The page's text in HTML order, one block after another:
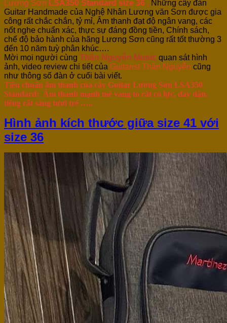
Lương Sơn LSA350 Standard size 36 , Những cây đàn
Guitar Handmade của Nghệ Nhân Lương văn Sơn được gia
công rất chắc chắn, tỷ mỉ, Âm thanh đạt độ ngân vang, các
nốt nghe chuẩn xác, thực sự đáng đồng tiền, Chính sách,
chế độ bảo hành của hãng Lương Sơn cũng rất tốt thường 3
đến 10 năm tuỳ phân khúc….
Mời mọi người cùng Thân Nguyễn Music quan sát hình
ảnh, video review chi tiết của Guitarist Thân Nguyễn cũng
như thông số đàn ở cuối bài viết.
Tiêu chuẩn âm thanh của cây Guitar Lương Sơn LSA350
Standard: Âm thanh mạnh mẽ vang to rất có lực, dày dặn,
tiếng rất sáng tươi trẻ …..
Hình ảnh kích thước giữa size 41 với
size 36